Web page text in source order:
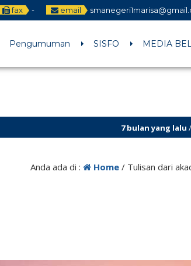
fax - email
Pengumuman SISFO MEDIA
7 bulan yang lalu/
Anda ada di : Home/ Tulisan dari